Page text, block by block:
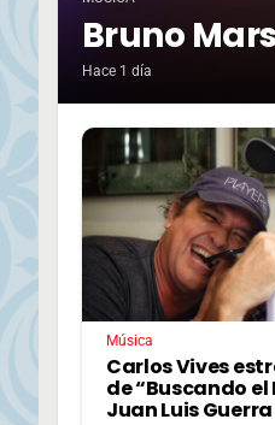
Bruno
Hace 1 día
Música
Carlos Vives
de “Buscando el
Juan Luis Guerra